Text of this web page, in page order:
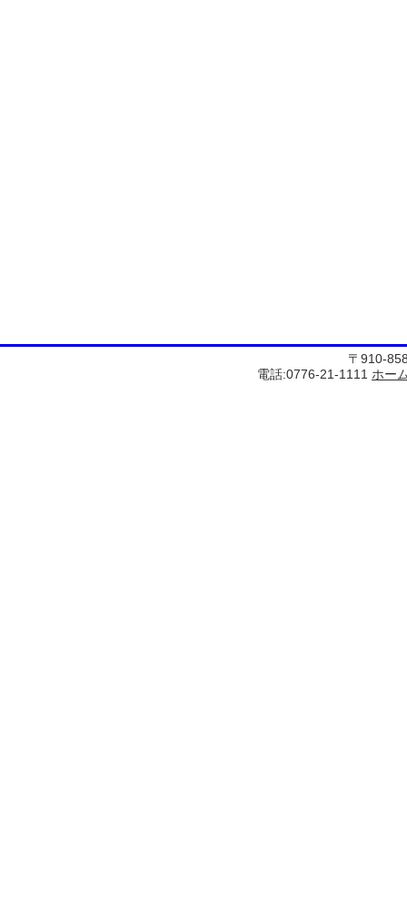
〒910-
電話:0776-21-1111 ホー